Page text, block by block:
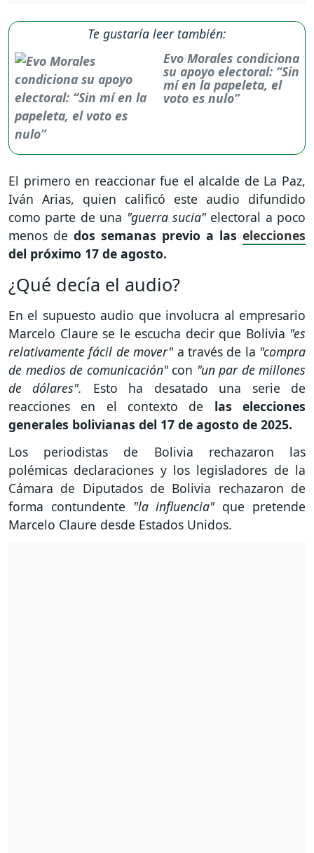
Te gustaría leer también:
Evo Morales condiciona
su apoyo electoral: “Sin
mí en la papeleta, el
voto es nulo”
El primero en reaccionar fue el alcalde de La Paz,
Iván Arias, quien calificó este audio difundido
como parte de una "guerra sucia" electoral a poco
menos de dos semanas previo a las elecciones
del próximo 17 de agosto.
¿Qué decía el audio?
En el supuesto audio que involucra al empresario
Marcelo Claure se le escucha decir que Bolivia "es
relativamente fácil de mover" a través de la "compra
de medios de comunicación" con "un par de millones
de dólares". Esto ha desatado una serie de
reacciones en el contexto de las elecciones
generales bolivianas del 17 de agosto de 2025.
Los periodistas de Bolivia rechazaron las
polémicas declaraciones y los legisladores de la
Cámara de Diputados de Bolivia rechazaron de
forma contundente "la influencia"que pretende
Marcelo Claure desde Estados Unidos.